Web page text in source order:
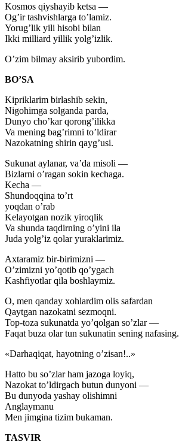
Kosmos qiyshayib ketsa —
Og’ir tashvishlarga to’lamiz.
Yorug’lik yili hisobi bilan
Ikki milliard yillik yolg’izlik.
O’zim bilmay aksirib yubordim.
BO’SA
Kipriklarim birlashib sekin,
Nigohimga solganda parda,
Dunyo cho’kar qorong’ilikka
Va mening bag’rimni to’ldirar
Nazokatning shirin qayg’usi.
Sukunat aylanar, va’da misoli —
Bizlarni o’ragan sokin kechaga.
Kecha —
Shundoqqina to’rt
yoqdan o’rab
Kelayotgan nozik yiroqlik
Va shunda taqdirning o’yini ila
Juda yolg’iz qolar yuraklarimiz.
Axtaramiz bir-birimizni —
O’zimizni yo’qotib qo’ygach
Kashfiyotlar qila boshlaymiz.
O, men qanday xohlardim olis safardan
Qaytgan nazokatni sezmoqni.
Top-toza sukunatda yo’qolgan so’zlar —
Faqat buza olar tun sukunatin sening nafasing.
«Darhaqiqat, hayotning o’zisan!..»
Hatto bu so’zlar ham jazoga loyiq,
Nazokat to’ldirgach butun dunyoni —
Bu dunyoda yashay olishimni
Anglaymanu
Men jimgina tizim bukaman.
TASVIR